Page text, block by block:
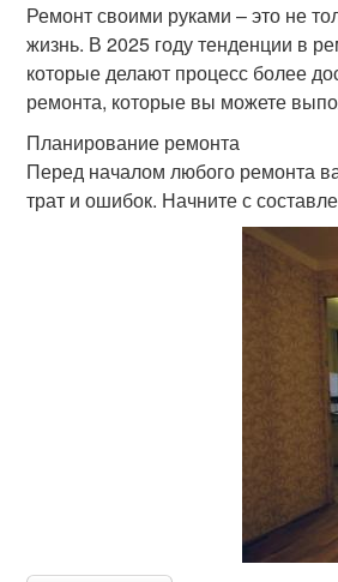
Ремонт своими руками – это не
жизнь. В 2025 году тенденции в
которые делают процесс более
ремонта, которые вы можете
Планирование ремонта
Перед началом любого ремонта
трат и ошибок. Начните с